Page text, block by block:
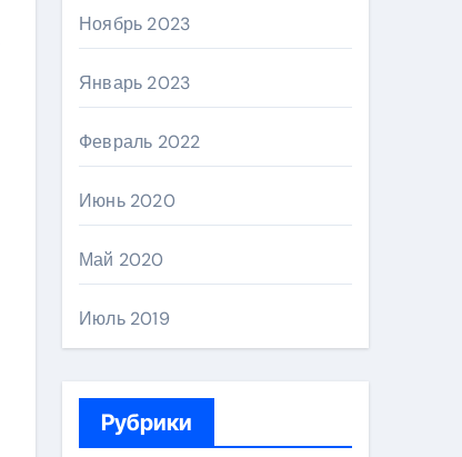
Ноябрь 2023
Январь 2023
Февраль 2022
Июнь 2020
Май 2020
Июль 2019
Рубрики